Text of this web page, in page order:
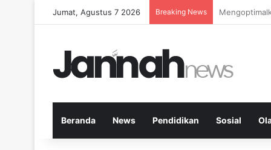
Jumat, Agustus 7 2026 Breaking News Kardio
Beranda News Pendidikan Sosial